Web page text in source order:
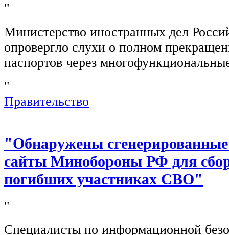
"
Министерство иностранных дел
опровергло слухи о полном
паспортов через
"
Правительство
"Обнаружены
сайты Минобороны РФ для
погибших участниках СВО"
"
Специалисты по информационной